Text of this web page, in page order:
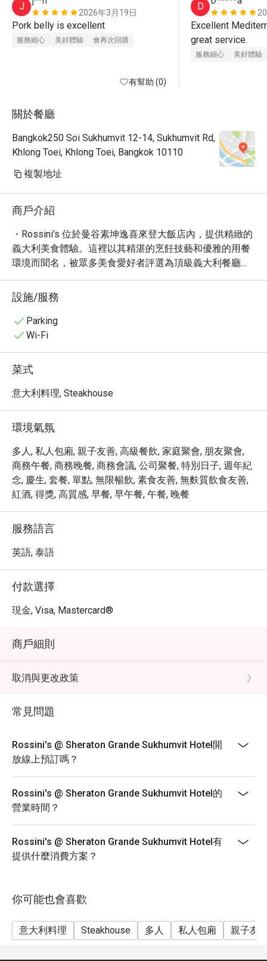
J
2026年3月19日
服務細心 美好體驗 會再次回購
有幫助 (0)
D
Excellent
great service.
服務細心 美好體驗
關於餐廳
Bangkok250 Soi Sukhumvit 12-14, Sukhumvit Rd,
Khlong Toei, Khlong Toei, Bangkok 10110
複製地址
商戶介紹
・Rossini's 位於曼谷素坤逸喜來登大飯店內，提供精緻的
義大利美食體驗。這裡以其精湛的烹飪技藝和優雅的用餐
環境而聞名，被眾多美食愛好者評選為頂級義大利餐廳之
一。
・Rossini's 的菜單精心設計，融合了傳統義大利風味與現
代烹飪技巧。必嚐的包括新鮮的松露料理、口感豐富的羊
排以及令人難忘的義式燴飯。餐廳提供多種精選葡萄酒，
完美搭配每一道佳餚。
點。無論是浪漫的晚餐約會，還是與朋友共享美食，
Rossini's 都是您的理想之選。
・立即透過 Eatigo 預訂 Rossini's，享受高達 5 折的獨家
設施/服務
Parking
Wi-Fi
菜式
意大利料理, Steakhouse
環境氣氛
多人, 私人包廂, 親子友善, 高級餐飲, 家庭聚會, 朋友聚會,
商務午餐, 商務晚餐, 商務會議, 公司聚餐, 特別日子, 週年紀
念, 慶生, 套餐, 單點, 無限暢飲, 素食友善, 無麩質飲食友善,
紅酒, 得獎, 高質感, 早餐, 早午餐, 午餐, 晚餐
服務語言
英語, 泰語
付款選擇
現金, Visa, Mastercard®
商戶細則
取消與更改政策
常見問題
Rossini's @ Sheraton Grande Sukhumvit Hotel開
放線上預訂嗎？
Rossini's @ Sheraton Grande Sukhumvit Hotel的
營業時間？
Rossini's @ Sheraton Grande Sukhumvit Hotel有
提供什麼消費方案？
你可能也會喜歡
意大利料理 Steakhouse 多人 私人包廂 親子友